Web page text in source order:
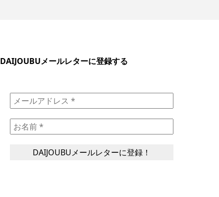
DAIJOUBUメールレターに登録する